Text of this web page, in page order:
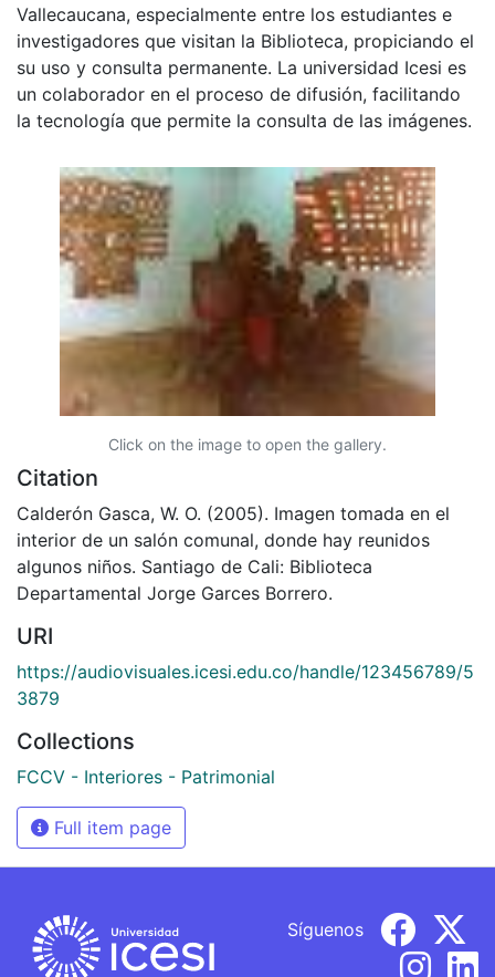
Vallecaucana, especialmente entre los estudiantes e
investigadores que visitan la Biblioteca, propiciando el
su uso y consulta permanente. La universidad Icesi es
un colaborador en el proceso de difusión, facilitando
la tecnología que permite la consulta de las imágenes.
Click on the image to open the gallery.
Citation
Calderón Gasca, W. O. (2005). Imagen tomada en el
interior de un salón comunal, donde hay reunidos
algunos niños. Santiago de Cali: Biblioteca
Departamental Jorge Garces Borrero.
URI
https://audiovisuales.icesi.edu.co/handle/123456789/5
3879
Collections
FCCV - Interiores - Patrimonial
Full item page
Síguenos